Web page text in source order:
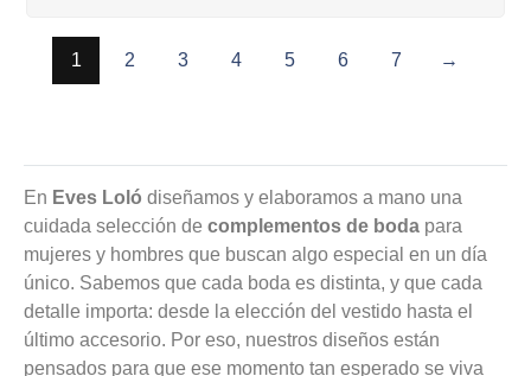
1 2 3 4 5 6 7 →
En Eves Loló diseñamos y elaboramos a mano una
cuidada selección de complementos de boda para
mujeres y hombres que buscan algo especial en un día
único. Sabemos que cada boda es distinta, y que cada
detalle importa: desde la elección del vestido hasta el
último accesorio. Por eso, nuestros diseños están
pensados para que ese momento tan esperado se viva